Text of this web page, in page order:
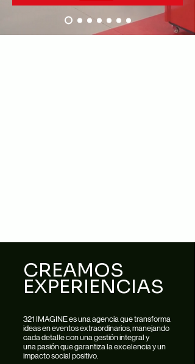
CREAMOS
EXPERIENCIAS
321 IMAGINE es una agencia que transforma
ideas en eventos extraordinarios, manejando
cada detalle con una gestión integral y
una pasión que garantiza la excelencia y un
impacto social positivo.